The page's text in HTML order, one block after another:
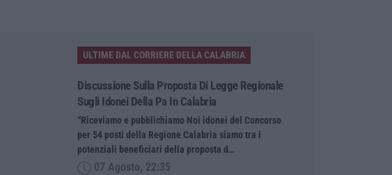
ULTIME DAL CORRIERE DELLA CALABRIA
Discussione Sulla Proposta Di Legge Regionale
Sugli Idonei Della Pa In Calabria
“Riceviamo e pubblichiamo Noi idonei del Concorso
per 54 posti della Regione Calabria siamo tra i
potenziali beneficiari della proposta d…
07 Agosto, 22:35